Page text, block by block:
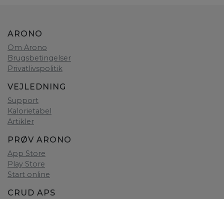
ARONO
Om Arono
Brugsbetingelser
Privatlivspolitik
VEJLEDNING
Support
Kalorietabel
Artikler
PRØV ARONO
App Store
Play Store
Start online
CRUD APS